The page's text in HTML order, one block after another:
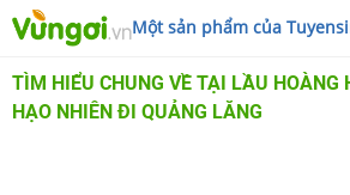
Một sản phẩm của
TÌM HIỂU CHUNG VỀ TẠI LẦU HOÀNG
HẠO NHIÊN ĐI QUẢNG LĂNG